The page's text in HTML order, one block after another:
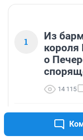
1
Из
короля
о
14 115
«Руки и